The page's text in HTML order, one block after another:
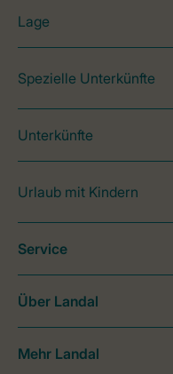
Lage
Spezielle Unterkünfte
Unterkünfte
Urlaub mit Kindern
Service
Über Landal
Mehr Landal